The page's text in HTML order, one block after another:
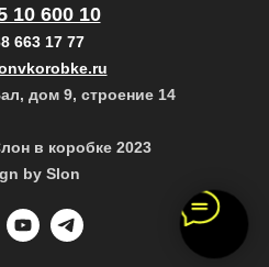
10 600 10
663 17 77
дом 9, строение 14
в коробке 2023
by Slon